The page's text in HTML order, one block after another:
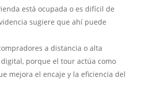
está ocupada o es difícil de
sugiere que ahí puede
a distancia o alta
porque el tour actúa como
mejora el encaje y la eficiencia del